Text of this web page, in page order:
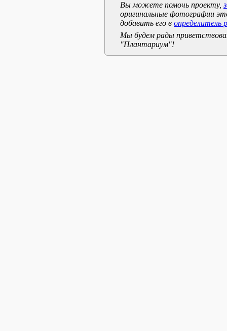
Вы можете помочь проекту,
оригинальные фотографии
добавить его в определитель
Мы будем рады
"Плантариум"!